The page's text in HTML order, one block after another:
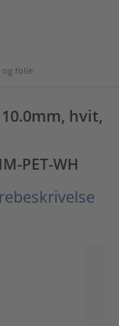
og folie
hvit,
PET-WH